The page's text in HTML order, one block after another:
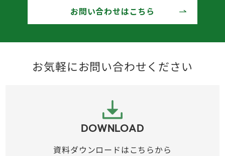
お問い合わせはこちら
お気軽にお問い合わせください
DOWNLOAD
資料ダウンロードはこちらから